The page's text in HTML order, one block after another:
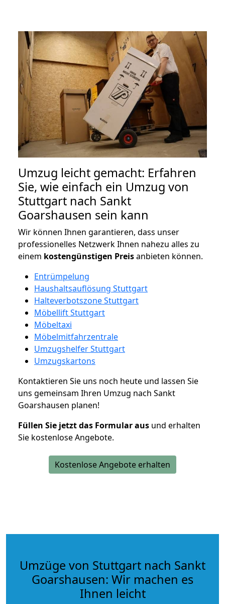
Umzug leicht gemacht: Erfahren
Sie, wie einfach ein Umzug von
Stuttgart nach Sankt
Goarshausen sein kann
Wir können Ihnen garantieren, dass unser
professionelles Netzwerk Ihnen nahezu alles zu
einem kostengünstigen Preisanbieten können.
Entrümpelung
Haushaltsauflösung Stuttgart
Halteverbotszone Stuttgart
Möbellift Stuttgart
Möbeltaxi
Möbelmitfahrzentrale
Umzugshelfer Stuttgart
Umzugskartons
Kontaktieren Sie uns noch heute und lassen Sie
uns gemeinsam Ihren Umzug nach Sankt
Goarshausen planen!
Füllen Sie jetzt das Formular aus und erhalten
Sie kostenlose Angebote.
Kostenlose Angebote erhalten
Umzüge von Stuttgart nach Sankt
Goarshausen: Wir machen es
Ihnen leicht